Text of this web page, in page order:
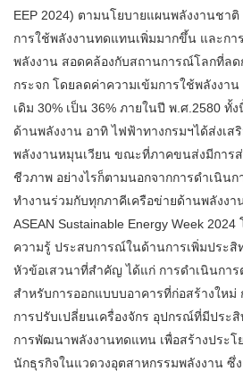
EEP 2024) ตามนโยบายแผนพลังงานชา
การใช้พลังงานทดแทนเพิ่มมากขึ้น และกา
พลังงาน สอดคล้องกับสถานการณ์โลกที่ล
กระจก โดยลดค่าความเข้มการใช้พลังงาน
เดิม 30% เป็น 36% ภายในปี พ.ศ.2580
ด้านพลังงาน อาทิ ไฟฟ้าทางกรมฯได้ส่งเส
พลังงานหมุนเวียน ขณะที่ภาคขนส่งมีการส่
ชีวภาพ อย่างไรก็ตามนอกจากการดำเนิน
ทำงานร่วมกับทุกภาคีเครือข่ายด้านพลังงา
ASEAN Sustainable Energy Week
ความรู้ ประสบการณ์ในด้านการเพิ่มประ
หัวข้อเสวนาที่สำคัญ ได้แก่ การดำเนินกา
สำหรับการออกแบบบอาคารที่ก่อสร้างใหม่
การปรับเปลี่ยนเครื่องจักร อุปกรณ์ที่มีประ
การพัฒนาพลังงานทดแทน เพื่อสร้างประโ
นักธุรกิจในแวดวงอุตสาหกรรมพลังงาน ซึ่